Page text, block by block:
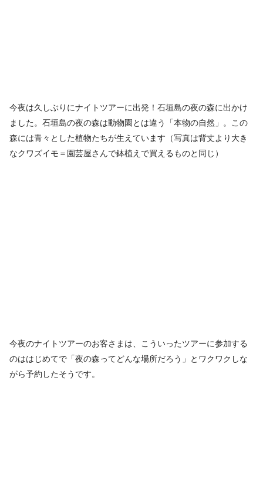
今夜は久しぶりにナイトツアーに出発！石垣島の夜の森に出かけ
ました。石垣島の夜の森は動物園とは違う「本物の自然」。この
森には青々とした植物たちが生えています（写真は背丈より大き
なクワズイモ＝園芸屋さんで鉢植えで買えるものと同じ）
今夜のナイトツアーのお客さまは、こういったツアーに参加する
のははじめてで「夜の森ってどんな場所だろう」とワクワクしな
がら予約したそうです。